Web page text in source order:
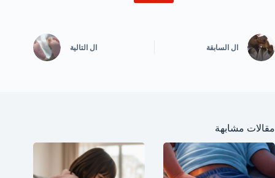
ال السابقة ال التالية
مقالات مشابهة